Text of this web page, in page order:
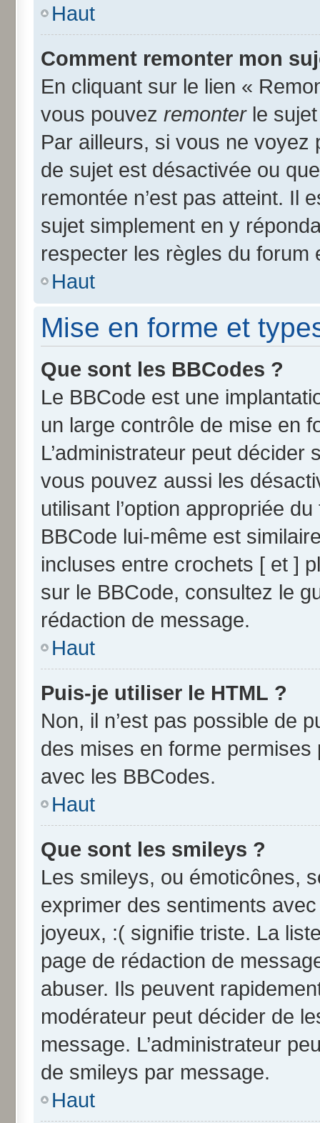
Haut
Comment remonter mon
En cliquant sur le lien «
vous pouvez remonterle sujet
Par ailleurs, si vous ne voyez
de sujet est désactivée ou
remontée n’est pas atteint. Il
sujet simplement en y
respecter les règles du forum
Haut
Mise en forme et
Que sont les BBCodes ?
Le BBCode est une
un large contrôle de mise en
L’administrateur peut
vous pouvez aussi les
utilisant l’option appropriée
BBCode lui-même est
incluses entre crochets [ et ]
sur le BBCode, consultez le
rédaction de message.
Haut
Puis-je utiliser le HTML ?
Non, il n’est pas possible de
des mises en forme
avec les BBCodes.
Haut
Que sont les smileys ?
Les smileys, ou émoticônes,
exprimer des sentiments
joyeux, :( signifie triste. La
page de rédaction de
abuser. Ils peuvent
modérateur peut décider de
message. L’administrateur
de smileys par message.
Haut